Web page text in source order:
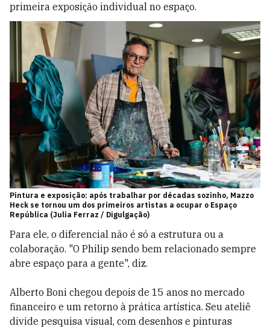
primeira exposição individual no espaço.
Pintura e exposição: após trabalhar por décadas sozinho, Mazzo
Heck se tornou um dos primeiros artistas a ocupar o Espaço
República (Julia Ferraz / Digulgação)
Para ele, o diferencial não é só a estrutura ou a
colaboração. "O Philip sendo bem relacionado sempre
abre espaço para a gente", diz.
Alberto Boni chegou depois de 15 anos no mercado
financeiro e um retorno à prática artística. Seu ateliê
divide pesquisa visual, com desenhos e pinturas